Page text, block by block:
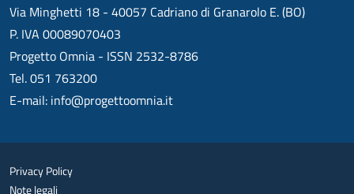
Via Minghetti 18 - 40057 Cadriano di Granarolo E. (BO)
P. IVA 00089070403
Progetto Omnia - ISSN 2532-8786
Tel. 051 763200
E-mail: info@progettoomnia.it
Privacy Policy
Note legali